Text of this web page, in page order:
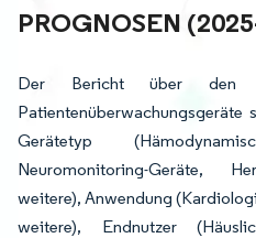
ROGNOSEN
Der Bericht über den
Patientenüberwachungsgeräte
Gerätetyp
Neuromonitoring-Geräte,
weitere), Anwendung
weitere), Endnutzer